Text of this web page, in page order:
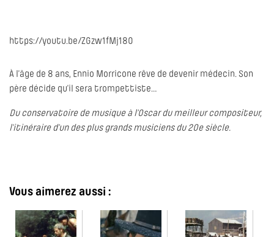
https://youtu.be/ZGzw1fMj180
À l’âge de 8 ans, Ennio Morricone rêve de devenir médecin. Son
père décide qu’il sera trompettiste…
Du conservatoire de musique à l’Oscar du meilleur compositeur,
l’itinéraire d’un des plus grands musiciens du 20e siècle.
Vous aimerez aussi :